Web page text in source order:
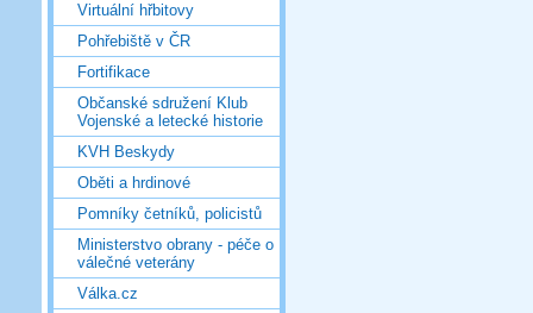
Virtuální hřbitovy
Pohřebiště v ČR
Fortifikace
Občanské sdružení Klub
Vojenské a letecké historie
KVH Beskydy
Oběti a hrdinové
Pomníky četníků, policistů
Ministerstvo obrany - péče o
válečné veterány
Válka.cz